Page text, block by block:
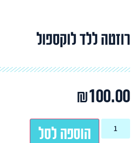
רוזטה ללד לוקספול
₪100.00
הוספה לסל